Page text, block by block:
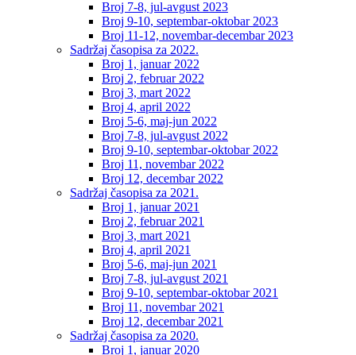
Broj 7-8, jul-avgust 2023
Broj 9-10, septembar-oktobar 2023
Broj 11-12, novembar-decembar 2023
Sadržaj časopisa za 2022.
Broj 1, januar 2022
Broj 2, februar 2022
Broj 3, mart 2022
Broj 4, april 2022
Broj 5-6, maj-jun 2022
Broj 7-8, jul-avgust 2022
Broj 9-10, septembar-oktobar 2022
Broj 11, novembar 2022
Broj 12, decembar 2022
Sadržaj časopisa za 2021.
Broj 1, januar 2021
Broj 2, februar 2021
Broj 3, mart 2021
Broj 4, april 2021
Broj 5-6, maj-jun 2021
Broj 7-8, jul-avgust 2021
Broj 9-10, septembar-oktobar 2021
Broj 11, novembar 2021
Broj 12, decembar 2021
Sadržaj časopisa za 2020.
Broj 1, januar 2020